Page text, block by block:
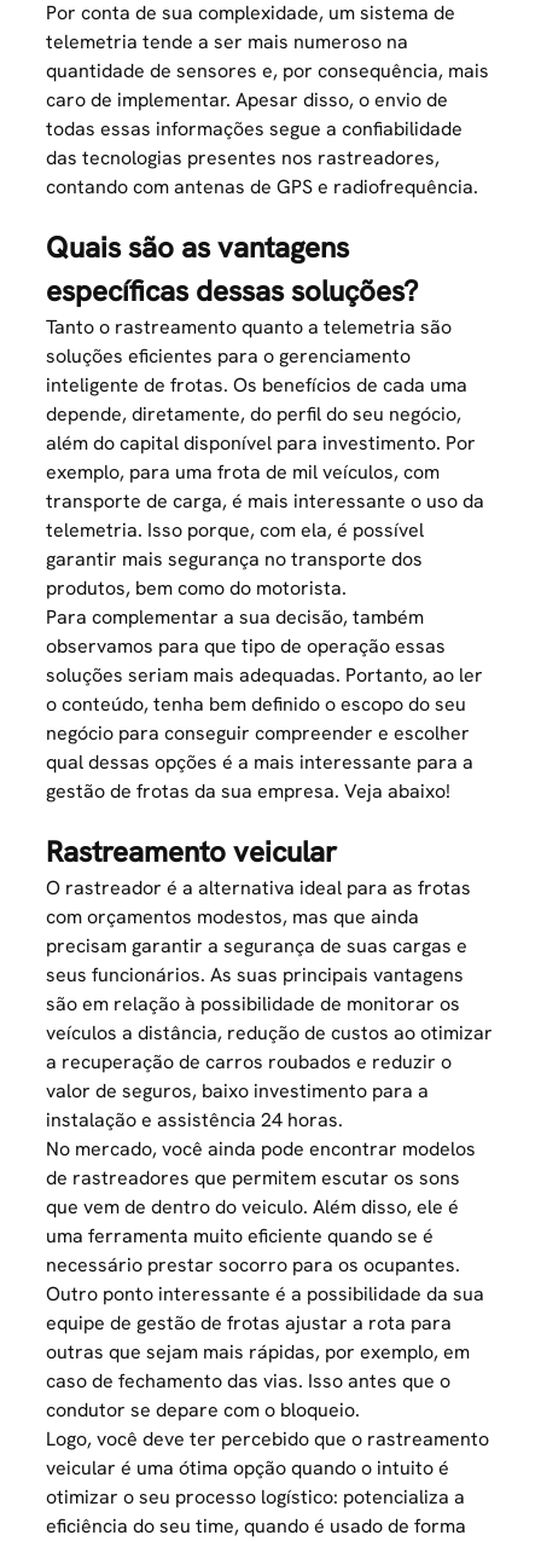
Por conta de sua complexidade, um sistema de
telemetria tende a ser mais numeroso na
quantidade de sensores e, por consequência, mais
caro de implementar. Apesar disso, o envio de
todas essas informações segue a confiabilidade
das tecnologias presentes nos rastreadores,
contando com antenas de GPS e radiofrequência.
Quais são as vantagens
específicas dessas soluções?
Tanto o rastreamento quanto a telemetria são
soluções eficientes para o gerenciamento
inteligente de frotas. Os benefícios de cada uma
depende, diretamente, do perfil do seu negócio,
além do capital disponível para investimento. Por
exemplo, para uma frota de mil veículos, com
transporte de carga, é mais interessante o uso da
telemetria. Isso porque, com ela, é possível
garantir mais segurança no transporte dos
produtos, bem como do motorista.
Para complementar a sua decisão, também
observamos para que tipo de operação essas
soluções seriam mais adequadas. Portanto, ao ler
o conteúdo, tenha bem definido o escopo do seu
negócio para conseguir compreender e escolher
qual dessas opções é a mais interessante para a
gestão de frotas da sua empresa. Veja abaixo!
Rastreamento veicular
O rastreador é a alternativa ideal para as frotas
com orçamentos modestos, mas que ainda
precisam garantir a segurança de suas cargas e
seus funcionários. As suas principais vantagens
são em relação à possibilidade de monitorar os
veículos a distância, redução de custos ao otimizar
a recuperação de carros roubados e reduzir o
valor de seguros, baixo investimento para a
instalação e assistência 24 horas.
No mercado, você ainda pode encontrar modelos
de rastreadores que permitem escutar os sons
que vem de dentro do veiculo. Além disso, ele é
uma ferramenta muito eficiente quando se é
necessário prestar socorro para os ocupantes.
Outro ponto interessante é a possibilidade da sua
equipe de gestão de frotas ajustar a rota para
outras que sejam mais rápidas, por exemplo, em
caso de fechamento das vias. Isso antes que o
condutor se depare com o bloqueio.
Logo, você deve ter percebido que o rastreamento
veicular é uma ótima opção quando o intuito é
otimizar o seu processo logístico: potencializa a
eficiência do seu time, quando é usado de forma